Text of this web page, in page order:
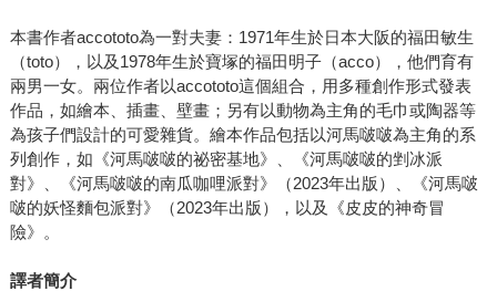
本書作者accototo為一對夫妻：1971年生於日本大阪的福田敏生
（toto），以及1978年生於寶塚的福田明子（acco），他們育有
兩男一女。兩位作者以accototo這個組合，用多種創作形式發表
作品，如繪本、插畫、壁畫；另有以動物為主角的毛巾或陶器等
為孩子們設計的可愛雜貨。繪本作品包括以河馬啵啵為主角的系
列創作，如《河馬啵啵的祕密基地》、《河馬啵啵的剉冰派
對》、《河馬啵啵的南瓜咖哩派對》（2023年出版）、《河馬啵
啵的妖怪麵包派對》（2023年出版），以及《皮皮的神奇冒
險》。
譯者簡介